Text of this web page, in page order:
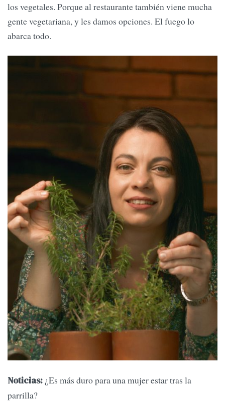
los vegetales. Porque al restaurante también viene mucha
gente vegetariana, y les damos opciones. El fuego lo
abarca todo.
Noticias: ¿Es más duro para una mujer estar tras la
parrilla?